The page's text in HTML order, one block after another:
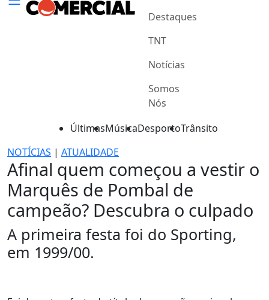
Destaques
TNT
Notícias
Somos
Nós
ÚltimasMúsicaDesportoTrânsito
NOTÍCIAS | ATUALIDADE
Afinal quem começou a vestir o
Marquês de Pombal de
campeão? Descubra o culpado
A primeira festa foi do Sporting,
em 1999/00.